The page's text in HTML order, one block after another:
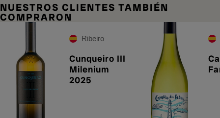
NUESTROS CLIENTES TAMBIÉN
COMPRARON
Ribeiro
Cunqueiro III
Milenium
2025